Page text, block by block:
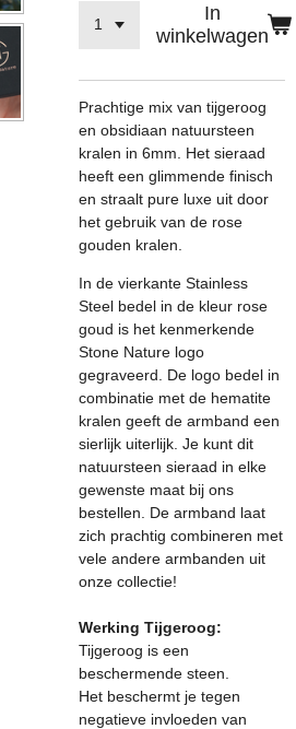
In
winkelwagen
Prachtige mix van tijgeroog
en obsidiaan natuursteen
kralen in 6mm. Het sieraad
heeft een glimmende finisch
en straalt pure luxe uit door
het gebruik van de rose
gouden kralen.
In de vierkante Stainless
Steel bedel in de kleur rose
goud is het kenmerkende
Stone Nature logo
gegraveerd. De logo bedel in
combinatie met de hematite
kralen geeft de armband een
sierlijk uiterlijk. Je kunt dit
natuursteen sieraad in elke
gewenste maat bij ons
bestellen. De armband laat
zich prachtig combineren met
vele andere armbanden uit
onze collectie!
Werking Tijgeroog:
Tijgeroog is een
beschermende steen.
Het beschermt je tegen
negatieve invloeden van